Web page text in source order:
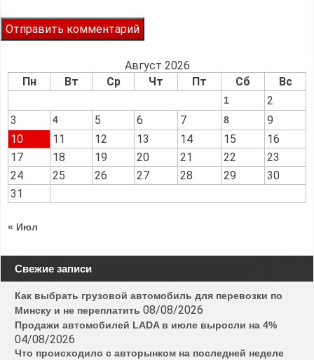
Август 2026
Пн
Вт Ср Чт Пт Сб Вс
1
2
3
4 5 6 7 8
9
10
11 12 13 14 15
16
17
18 19 20 21 22
23
24
25 26 27 28 29
30
31
« Июл
Свежие записи
Как выбрать грузовой автомобиль для перевозки по
Минску и не переплатить 08/08/2026
Продажи автомобилей LADA в июле выросли на 4%
04/08/2026
Что происходило с авторынком на последней неделе